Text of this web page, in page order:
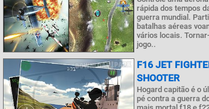
rápida dos tempos
guerra mundial.
batalhas aéreas
vários locais.
jogo..
F16 JET
SHOOTER
Hogard capitão é o
pé contra a guerra